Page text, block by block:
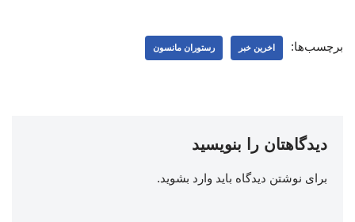
برچسب‌ها: اخرین خبر رستوران مانسون
دیدگاهتان را بنویسید
برای نوشتن دیدگاه باید وارد بشوید.